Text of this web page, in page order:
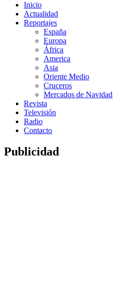
Inicio
Actualidad
Reportajes
España
Europa
África
America
Asia
Oriente Medio
Cruceros
Mercados de Navidad
Revista
Televisión
Radio
Contacto
Publicidad